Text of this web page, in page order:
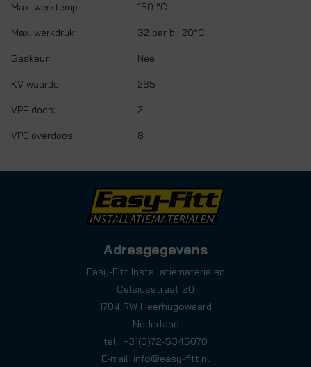
Max. werktemp.: 150 °C
Max. werkdruk: 32 bar bij 20°C
Gaskeur: Nee
KV waarde: 265
VPE doos: 2
VPE overdoos: 8
Adresgegevens
Easy-Fitt Installatiematerialen
Celsiusstraat 20
1704 RW Heerhugowaard
Nederland
tel.: +31(0)72-5345070
E-mail: info@easy-fitt.nl